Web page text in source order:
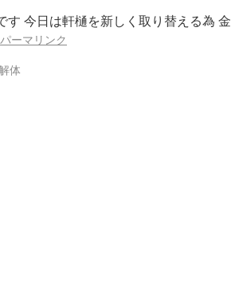
す 今日は軒樋を新しく取り替える為
パーマリンク
体